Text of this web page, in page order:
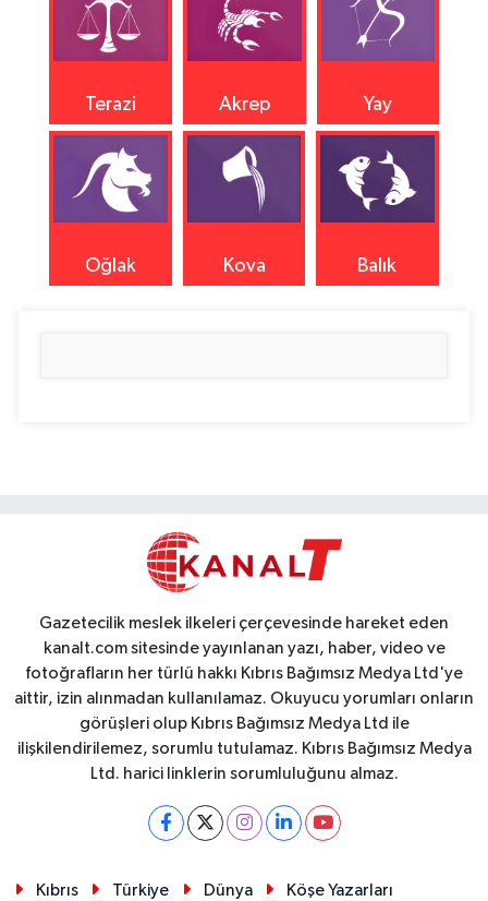
Terazi Akrep Yay
Oğlak Kova Balık
Gazetecilik meslek ilkeleri çerçevesinde hareket eden
kanalt.com sitesinde yayınlanan yazı, haber, video ve
fotoğrafların her türlü hakkı Kıbrıs Bağımsız Medya Ltd'ye
aittir, izin alınmadan kullanılamaz. Okuyucu yorumları onların
görüşleri olup Kıbrıs Bağımsız Medya Ltd ile
ilişkilendirilemez, sorumlu tutulamaz. Kıbrıs Bağımsız Medya
Ltd. harici linklerin sorumluluğunu almaz.
Kıbrıs Türkiye Dünya Köşe Yazarları